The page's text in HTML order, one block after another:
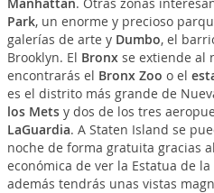
Park, un enorme y precioso
galerías de arte y Dumbo, el
Brooklyn. El Bronxse extiende al
encontrarás el Bronx Zoo o el
es el distrito más grande de
los Metsy dos de los tres
LaGuardia. A Staten Island se
noche de forma gratuita gracias
económica de ver la Estatua de
además tendrás unas vistas